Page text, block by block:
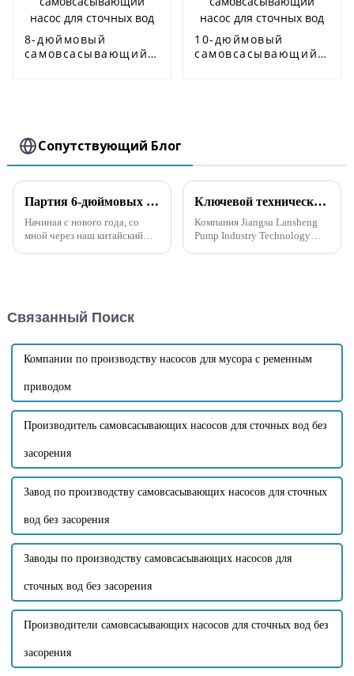
8-дюймовый
самовсасывающий
10-дюймовый
самовсасывающий
Сопутствующий Блог
Партия 6-дюймовых самовсасывающих канализационных насосов отправляется в Сингапур
Начиная с нового года, со
мной через наш китайский
предложением срочно
...
Ключевой технический анализ насосов для предотвращения наводнений и аварийных ситуаций
Компания Jiangsu Lansheng
Pump Industry Technology
Связанный Поиск
Компании по производству насосов для мусора с ременным
приводом
Производитель самовсасывающих насосов для сточных вод без
засорения
Завод по производству самовсасывающих насосов для сточных
вод без засорения
Заводы по производству самовсасывающих насосов для
сточных вод без засорения
Производители самовсасывающих насосов для сточных вод без
засорения